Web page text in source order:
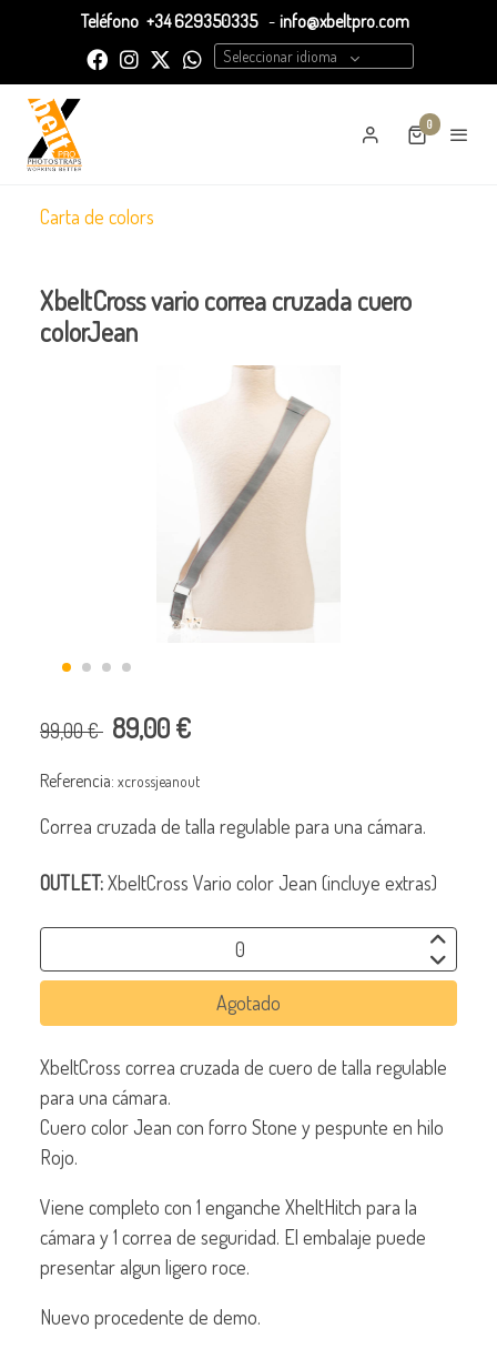
Teléfono +34 629350335 - info@xbeltpro.com
Seleccionar idioma
0
Carta de colors
XbeltCross vario correa cruzada cuero
colorJean
99,00 € 89,00 €
Referencia: xcrossjeanout
Correa cruzada de talla regulable para una cámara.
OUTLET:XbeltCross Vario color Jean (incluye extras)
Agotado
XbeltCross correa cruzada de cuero de talla regulable
para una cámara.
Cuero color Jean con forro Stone y pespunte en hilo
Rojo.
Viene completo con 1 enganche XheltHitch para la
cámara y 1 correa de seguridad. El embalaje puede
presentar algun ligero roce.
Nuevo procedente de demo.